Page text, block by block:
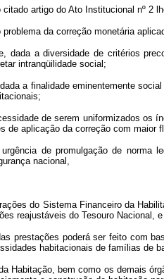
artigo do Ato Institucional nº 2
da correção monetária
a diversidade de critérios
intranqüilidade social;
a finalidade eminentemente social
de serem uniformizados os
de aplicação da correção com maior
de promulgação de norma
nacional,
do Sistema Financeiro da
reajustáveis do Tesouro Nacional,
poderá ser feito com
habitacionais de famílias de
Habitação, bem como os demais